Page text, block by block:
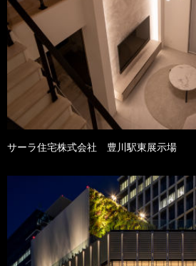
サーラ住宅株式会社 豊川駅東展示場